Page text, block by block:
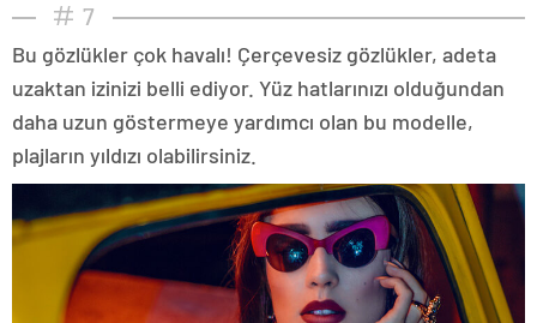
7
Bu gözlükler çok havalı! Çerçevesiz gözlükler, adeta
uzaktan izinizi belli ediyor. Yüz hatlarınızı olduğundan
daha uzun göstermeye yardımcı olan bu modelle,
plajların yıldızı olabilirsiniz.